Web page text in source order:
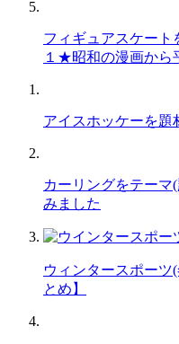
フィギュアスケート
１★昭和の漫画から
アイスホッケーを題
カーリングをテーマ
みました
ウィンタースポーツ
とめ】